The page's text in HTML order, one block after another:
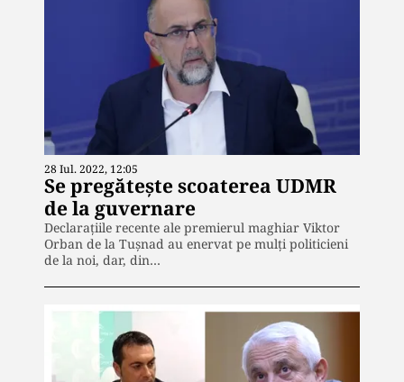
28 Iul. 2022, 12:05
Se pregătește scoaterea UDMR
de la guvernare
Declarațiile recente ale premierul maghiar Viktor
Orban de la Tușnad au enervat pe mulți politicieni
de la noi, dar, din…